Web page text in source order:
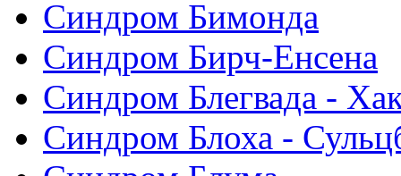
Синдром Бимонда
Синдром Бирч-Енсена
Синдром Блегвада -
Синдром Блоха -